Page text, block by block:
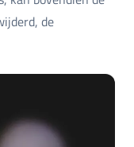
de